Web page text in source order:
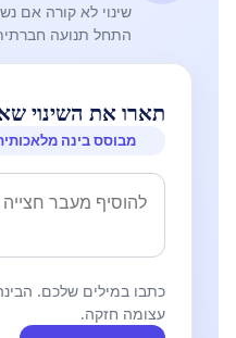
שינוי לא קורה אם
התחל תנועה
תארו את השינוי
מבוסס בינה
כתבו במילים שלכם.
עצומה חזקה.